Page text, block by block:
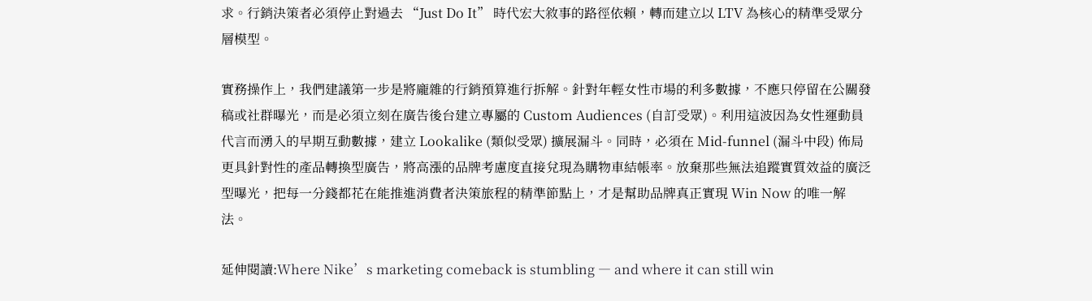
求。行銷決策者必須停止對過去 “Just Do It” 時代宏大敘事的路徑依賴，轉而建立以 LTV 為核心的精準受眾分
層模型。
實務操作上，我們建議第一步是將龐雜的行銷預算進行拆解。針對年輕女性市場的利多數據，不應只停留在公關發
稿或社群曝光，而是必須立刻在廣告後台建立專屬的 Custom Audiences (自訂受眾)。利用這波因為女性運動員
代言而湧入的早期互動數據，建立 Lookalike (類似受眾) 擴展漏斗。同時，必須在 Mid-funnel (漏斗中段) 佈局
更具針對性的產品轉換型廣告，將高漲的品牌考慮度直接兌現為購物車結帳率。放棄那些無法追蹤實質效益的廣泛
型曝光，把每一分錢都花在能推進消費者決策旅程的精準節點上，才是幫助品牌真正實現 Win Now 的唯一解
法。
延伸閱讀:Where Nike’s marketing comeback is stumbling — and where it can still win